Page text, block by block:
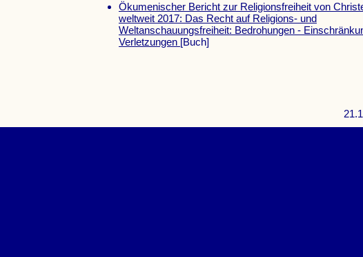
Ökumenischer Bericht zur Religionsfreiheit von
weltweit 2017: Das Recht auf Religions- und
Weltanschauungsfreiheit: Bedrohungen -
Verletzungen [Buch]